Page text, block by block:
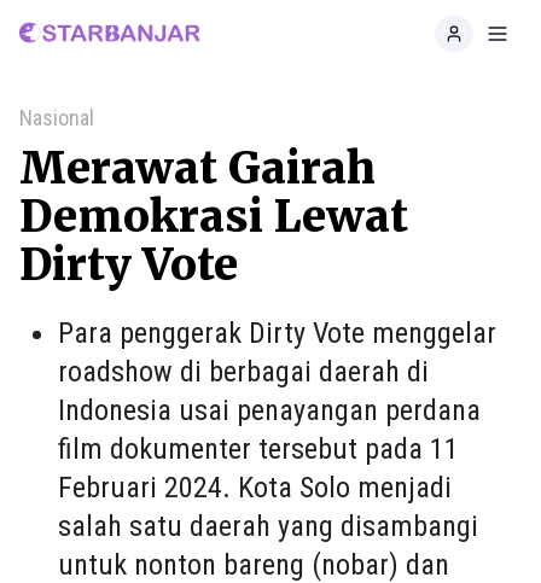
Home
Nasional
Merawat Gairah
Demokrasi Lewat
Dirty Vote
Para penggerak Dirty Vote menggelar
roadshow di berbagai daerah di
Indonesia usai penayangan perdana
film dokumenter tersebut pada 11
Februari 2024. Kota Solo menjadi
salah satu daerah yang disambangi
untuk nonton bareng (nobar) dan